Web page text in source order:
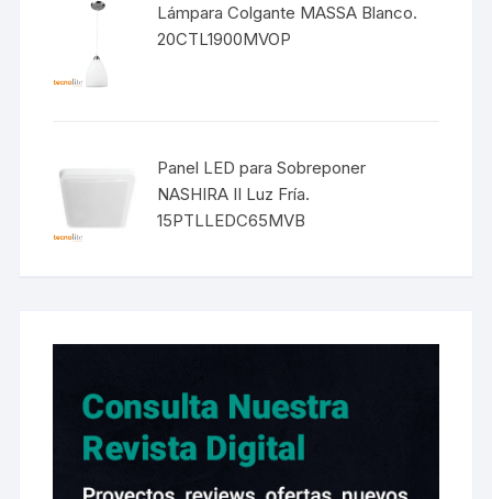
Lámpara Colgante MASSA Blanco.
20CTL1900MVOP
Panel LED para Sobreponer
NASHIRA II Luz Fría.
15PTLLEDC65MVB